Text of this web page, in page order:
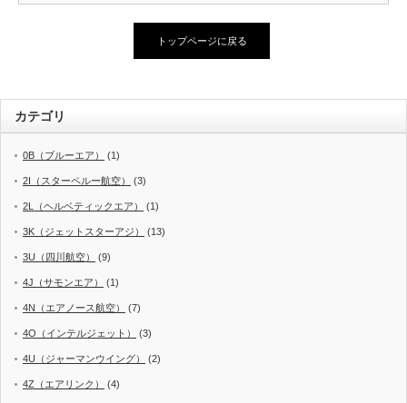
トップページに戻る
カテゴリ
0B（ブルーエア） (1)
2I（スターペルー航空） (3)
2L（ヘルベティックエア） (1)
3K（ジェットスターアジ） (13)
3U（四川航空） (9)
4J（サモンエア） (1)
4N（エアノース航空） (7)
4O（インテルジェット） (3)
4U（ジャーマンウイング） (2)
4Z（エアリンク） (4)